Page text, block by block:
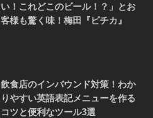
い！これどこのビール！？」とお
客様も驚く味！梅田『ピチカ』
飲食店のインバウンド対策！わか
りやすい英語表記メニューを作る
コツと便利なツール3選